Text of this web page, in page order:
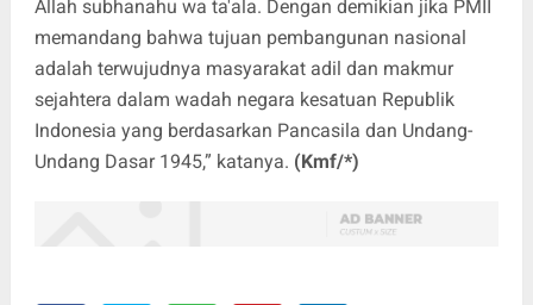
Allah subhanahu wa ta'ala. Dengan demikian jika PMII
memandang bahwa tujuan pembangunan nasional
adalah terwujudnya masyarakat adil dan makmur
sejahtera dalam wadah negara kesatuan Republik
Indonesia yang berdasarkan Pancasila dan Undang-
Undang Dasar 1945,” katanya. (Kmf/*)